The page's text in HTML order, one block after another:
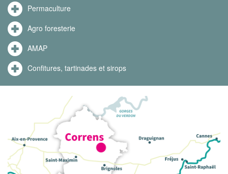
Permaculture
Agro foresterie
AMAP
Confitures, tartinades et sirops